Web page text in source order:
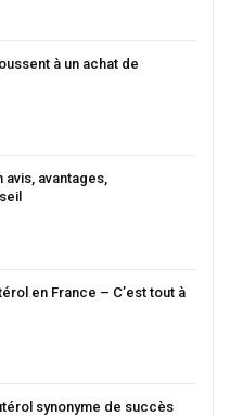
à un achat de
avantages,
en France – C’est tout à
synonyme de succès